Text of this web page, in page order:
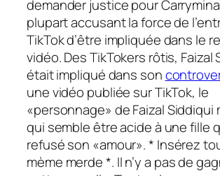
demander justice pour
plupart accusant la force de
TikTok d’être impliquée dans le
vidéo. Des TikTokers rôtis, Faizal
était impliqué dans son
une vidéo publiée sur TikTok, le
«personnage» de Faizal Siddiqui
qui semble être acide à une fille
refusé son «amour».* Insérez
mème merde *. Il n’y a pas de